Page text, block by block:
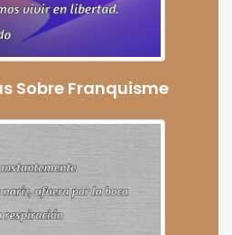
Sobre Franquisme